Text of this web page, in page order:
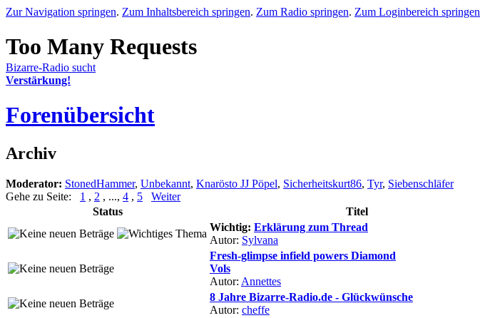
Zur Navigation springen. Zum Inhaltsbereich springen. Zum Radio springen. Zum Loginbereich springen
Bizarre-Radio sucht
Verstärkung!
Forenübersicht
Archiv
Moderator: StonedHammer, Unbekannt, Knarösto JJ Pöpel, Sicherheitskurt86, Tyr, Siebenschläfer
Gehe zu Seite: 1 , 2 , ..., 4 , 5
Weiter
Status
Titel
Wichtig: Erklärung zum Thread
Autor: Sylvana
Fresh-glimpse infield powers Diamond
Vols
Autor: Annettes
8 Jahre Bizarre-Radio.de - Glückwünsche
Autor: cheffe